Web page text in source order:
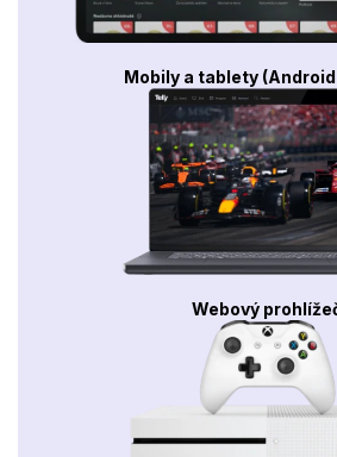
Mobily a tablety
Webový